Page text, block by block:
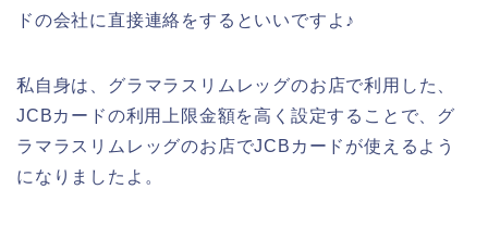
ドの会社に直接連絡をするといいですよ♪
私自身は、グラマラスリムレッグのお店で利用した、
JCBカードの利用上限金額を高く設定することで、グ
ラマラスリムレッグのお店でJCBカードが使えるよう
になりましたよ。